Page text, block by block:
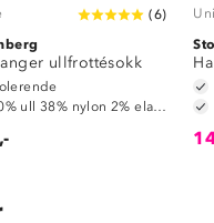
(6)
ullfrottésokk